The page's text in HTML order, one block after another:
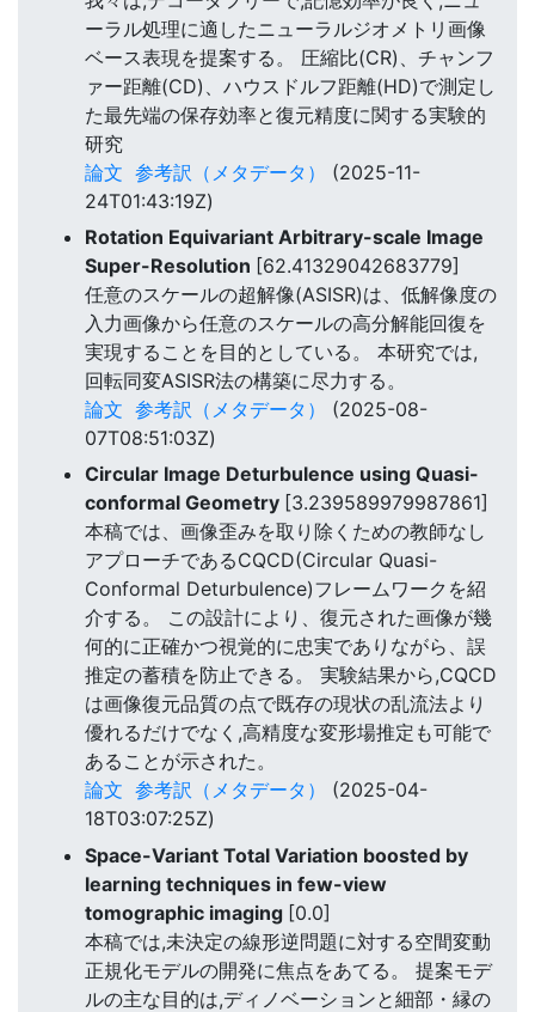
ーラル処理に適したニューラルジオメトリ画像
ベース表現を提案する。 圧縮比(CR)、チャンフ
ァー距離(CD)、ハウスドルフ距離(HD)で測定し
た最先端の保存効率と復元精度に関する実験的
研究
論文 参考訳（メタデータ）
(2025-11-
24T01:43:19Z)
Rotation Equivariant Arbitrary-scale Image
Super-Resolution [62.41329042683779]
任意のスケールの超解像(ASISR)は、低解像度の
入力画像から任意のスケールの高分解能回復を
実現することを目的としている。 本研究では,
回転同変ASISR法の構築に尽力する。
論文 参考訳（メタデータ）
(2025-08-
07T08:51:03Z)
Circular Image Deturbulence using Quasi-
conformal Geometry [3.239589979987861]
本稿では、画像歪みを取り除くための教師なし
アプローチであるCQCD(Circular Quasi-
Conformal Deturbulence)フレームワークを紹
介する。 この設計により、復元された画像が幾
何的に正確かつ視覚的に忠実でありながら、誤
推定の蓄積を防止できる。 実験結果から,CQCD
は画像復元品質の点で既存の現状の乱流法より
優れるだけでなく,高精度な変形場推定も可能で
あることが示された。
論文 参考訳（メタデータ）
(2025-04-
18T03:07:25Z)
Space-Variant Total Variation boosted by
learning techniques in few-view
tomographic imaging [0.0]
本稿では,未決定の線形逆問題に対する空間変動
正規化モデルの開発に焦点をあてる。 提案モデ
ルの主な目的は,ディノベーションと細部・縁の